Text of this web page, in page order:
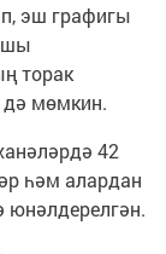
эш графигы
торак
дә мөмкин.
42
һәм алардан
юнәлдерелгән.